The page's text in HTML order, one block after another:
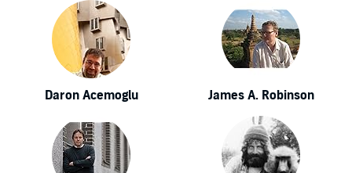
Daron Acemoglu James A. Robinson